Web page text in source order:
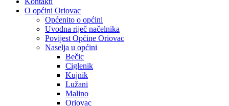
O općini Oriovac
Općenito o općini
Uvodna riječ načelnika
Povijest Općine Oriovac
Naselja u općini
Bečic
Ciglenik
Kujnik
Lužani
Malino
Oriovac